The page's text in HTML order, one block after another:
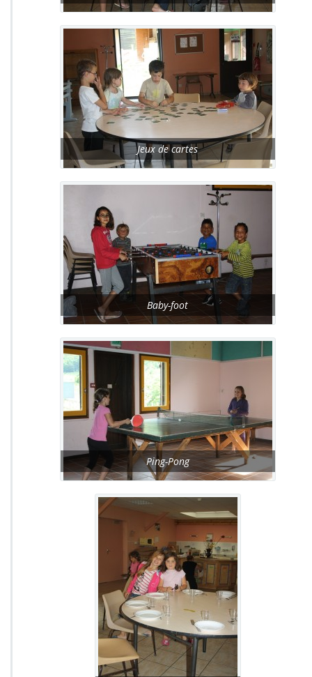
Jeux de cartes
Baby-foot
Ping-Pong